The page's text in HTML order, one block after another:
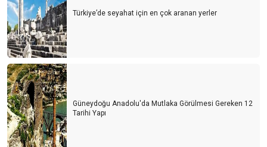
Türkiye’de seyahat için en çok aranan yerler
Güneydoğu Anadolu'da Mutlaka Görülmesi Gereken 12
Tarihi Yapı